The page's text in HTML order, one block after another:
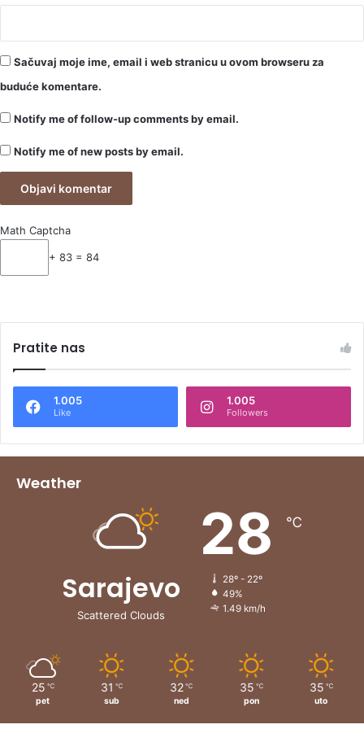
Sačuvaj moje ime, email i web stranicu u ovom browseru za
buduće komentare.
Notify me of follow-up comments by email.
Notify me of new posts by email.
Math Captcha
+ 83 = 84
Pratite nas
1.005
Like
1.005
Followers
Weather
Sarajevo
Scattered Clouds
28 ℃
28º - 22º
49%
1.49 km/h
25 ℃
pet
31 ℃
sub
32 ℃
ned
35 ℃
pon
35 ℃
uto